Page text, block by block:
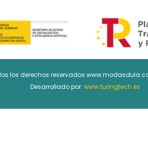
los derechos reservados
Desarrollado por: www.turingtech.es